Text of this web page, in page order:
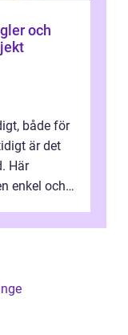
och
både för
är det
Här
enkel och